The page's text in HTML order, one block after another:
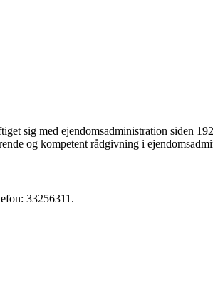
sig med ejendomsadministration siden
og kompetent rådgivning i
33256311.